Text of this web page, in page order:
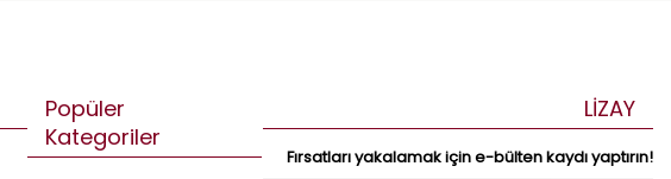
Popüler
Kategoriler
LİZAY
Fırsatları yakalamak için e-bülten kaydı yaptırın!